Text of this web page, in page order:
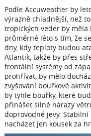
Podle Accuweather by
výrazně chladnější, než
tropických veder by měla
průměrné léto s tím, že
dny, kdy teploty budou
Atlantik, takže by přes
frontální systémy od
prohřívat, by mělo
zvyšování bouřkové
by tyhle bouřky, které
přinášet silné nárazy
doprovodné jevy. Stabilní
nacházet jen kousek za